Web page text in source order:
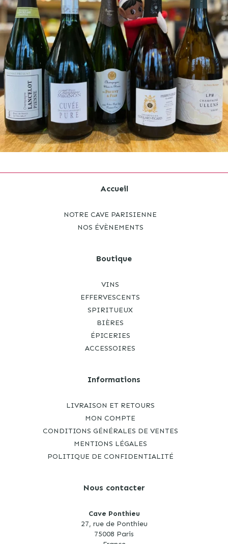
Accueil
NOTRE CAVE PARISIENNE
NOS ÉVÈNEMENTS
Boutique
VINS
EFFERVESCENTS
SPIRITUEUX
BIÈRES
ÉPICERIES
ACCESSOIRES
Informations
LIVRAISON ET RETOURS
MON COMPTE
CONDITIONS GÉNÉRALES DE VENTES
MENTIONS LÉGALES
POLITIQUE DE CONFIDENTIALITÉ
Nous contacter
Cave Ponthieu
27, rue de Ponthieu
75008 Paris